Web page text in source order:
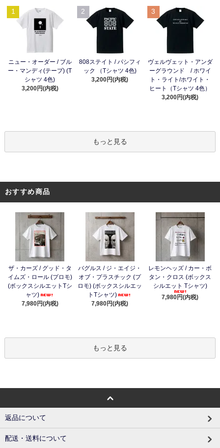
1
ニュー・オーダー / ブル
ー・マンディ(テープ) (T
シャツ 4色)
3,200円(内税)
2
808ステイト / パシフィ
ック （Tシャツ 4色)
3,200円(内税)
3
ヴェルヴェット・アンダ
ーグラウンド / ホワイ
ト・ライト/ホワイト・
ヒート（Tシャツ 4色）
3,200円(内税)
もっと見る
おすすめ商品
ザ・カーズ / グッド・タ
イムズ・ロール (プロモ)
(ボックスシルエットTシ
ャツ)
7,980円(内税)
バグルス / ジ・エイジ・
オブ・プラスチック (プ
ロモ) (ボックスシルエッ
トTシャツ)
7,980円(内税)
レモンヘッズ / カー・ボ
タン・クロス (ボックス
シルエット Tシャツ)
7,980円(内税)
もっと見る
返品について
配送・送料について